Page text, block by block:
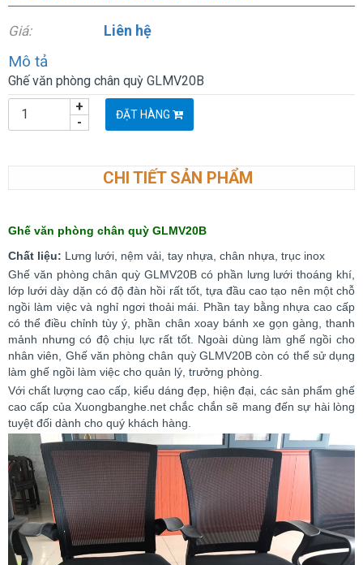
Giá: Liên hệ
Mô tả
Ghế văn phòng chân quỳ GLMV20B
-
+ ĐẶT HÀNG
CHI TIẾT SẢN PHẨM
Ghế văn phòng chân quỳ GLMV20B
Chất liệu: Lưng lưới, nệm vải, tay nhựa, chân nhựa, trục inox
Ghế văn phòng chân quỳ GLMV20B có phần lưng lưới thoáng khí,
lớp lưới dày dặn có độ đàn hồi rất tốt, tựa đầu cao tạo nên một chỗ
ngồi làm việc và nghỉ ngơi thoải mái. Phần tay bằng nhựa cao cấp
có thể điều chỉnh tùy ý, phần chân xoay bánh xe gọn gàng, thanh
mảnh nhưng có độ chịu lực rất tốt. Ngoài dùng làm ghế ngồi cho
nhân viên, Ghế văn phòng chân quỳ GLMV20B còn có thể sử dụng
làm ghế ngồi làm việc cho quản lý, trưởng phòng.
Với chất lượng cao cấp, kiểu dáng đẹp, hiện đại, các sản phẩm ghế
cao cấp của Xuongbanghe.net chắc chắn sẽ mang đến sự hài lòng
tuyệt đối dành cho quý khách hàng.